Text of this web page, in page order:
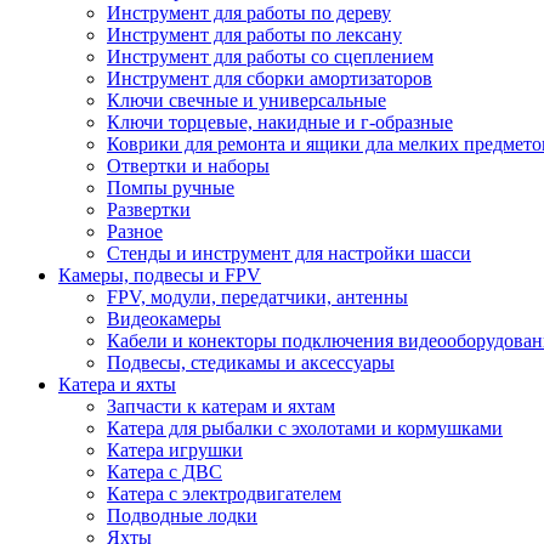
Инструмент для работы по дереву
Инструмент для работы по лексану
Инструмент для работы со сцеплением
Инструмент для сборки амортизаторов
Ключи свечные и универсальные
Ключи торцевые, накидные и г-образные
Коврики для ремонта и ящики дла мелких
Отвертки и наборы
Помпы ручные
Развертки
Разное
Стенды и инструмент для настройки шасси
Камеры, подвесы и FPV
FPV, модули, передатчики, антенны
Видеокамеры
Кабели и конекторы подключения
Подвесы, стедикамы и аксессуары
Катера и яхты
Запчасти к катерам и яхтам
Катера для рыбалки с эхолотами и кормушками
Катера игрушки
Катера с ДВС
Катера с электродвигателем
Подводные лодки
Яхты